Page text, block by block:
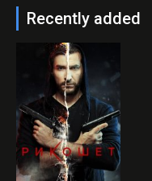
Recently added